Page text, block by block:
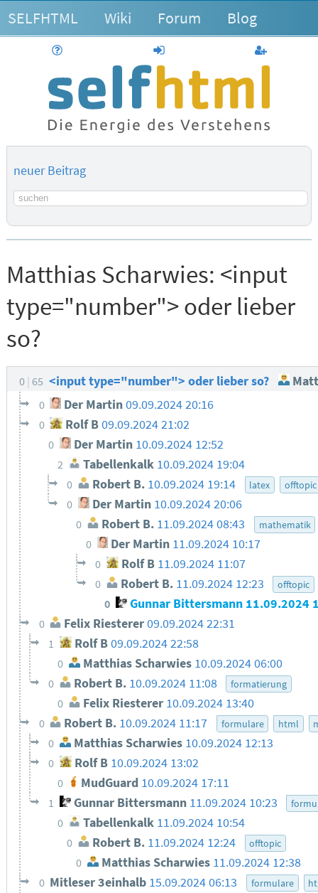
SELFHTML Wiki Forum Blog
anmelden
neuer Beitrag
Suchbegriff
Matthias Scharwies: <input
type="number"> oder lieber
so?
0 65 <input type="number"> oder lieber so?
0 Der Martin09.09.2024 20:16
0 Rolf B09.09.2024 21:02
0 Der Martin 10.09.2024 12:52
2 Tabellenkalk 10.09.2024 19:04
0 Robert B. 10.09.2024 19:14 latex offtopic
0 Der Martin 10.09.2024 20:06
0 Robert B. 11.09.2024 08:43 mathematik
0 Der Martin 11.09.2024 10:17
0 Rolf B 11.09.2024 11:07
0 Robert B. 11.09.2024 12:23 offtopic
0 Gunnar Bittersmann 11.09.2024
0 Felix Riesterer09.09.2024 22:31
1 Rolf B09.09.2024 22:58
0 Matthias Scharwies 10.09.2024 06:00
0 Robert B. 10.09.2024 11:08 formatierung
0 Felix Riesterer 10.09.2024 13:40
0 Robert B. 10.09.2024 11:17 formulare html
0 Matthias Scharwies 10.09.2024 12:13
0 Rolf B 10.09.2024 13:02
0 MudGuard 10.09.2024 17:11
1 Gunnar Bittersmann 11.09.2024 10:23
0 Tabellenkalk 11.09.2024 10:54
0 Robert B. 11.09.2024 12:24 offtopic
0 Matthias Scharwies 11.09.2024 12:38
0 Mitleser 3einhalb 15.09.2024 06:13 formulare